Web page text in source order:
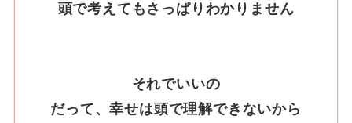
頭で考えてもさっぱりわかりません
それでいいの
だって、幸せは頭で理解できないから